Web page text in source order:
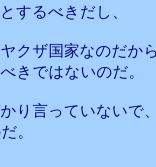
するべきだし、
クザ国家なのだか
きではないのだ。
り言っていないで
。